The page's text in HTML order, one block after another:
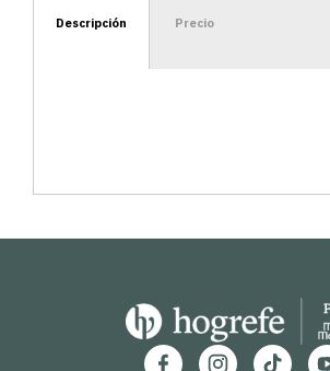
Descripción Precio